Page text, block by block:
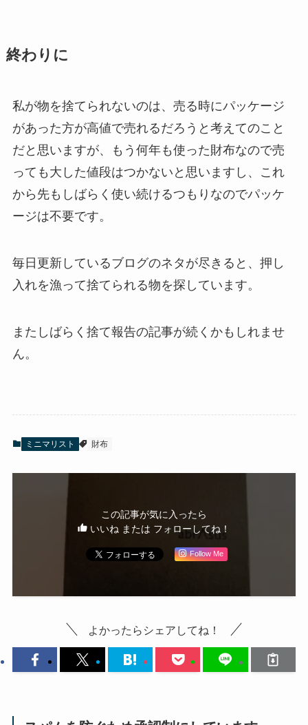
終わりに
私が物を捨てられないのは、売る時にパッケージ
があった方が高値で売れるだろうと考えてのこと
だと思いますが、もう何年も使った財布なので売
っても大した値段はつかないと思いますし、これ
から先もしばらく使い続けるつもりなのでパッケ
ージは不要です。
毎日更新しているブログのネタが尽きると、押し
入れを漁って捨てられる物を探しています。
またしばらく捨て報告の記事が続くかもしれませ
ん。
ミニマリスト 財布
この記事が気に入ったら
いいね または フォローしてね！
Follow Me
よかったらシェアしてね！